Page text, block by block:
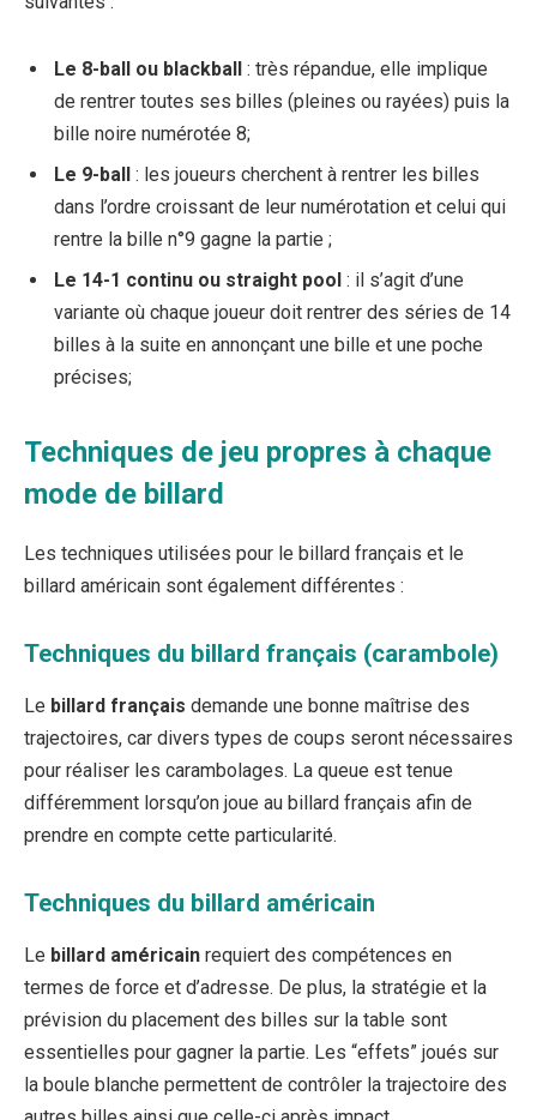
Le 8-ball ou blackball : très répandue, elle implique
de rentrer toutes ses billes (pleines ou rayées) puis la
bille noire numérotée 8;
Le 9-ball : les joueurs cherchent à rentrer les billes
dans l’ordre croissant de leur numérotation et celui qui
rentre la bille n°9 gagne la partie ;
Le 14-1 continu ou straight pool : il s’agit d’une
variante où chaque joueur doit rentrer des séries de 14
billes à la suite en annonçant une bille et une poche
précises;
Techniques de jeu propres à chaque
mode de billard
Les techniques utilisées pour le billard français et le
billard américain sont également différentes :
Techniques du billard français (carambole)
Le billard français demande une bonne maîtrise des
trajectoires, car divers types de coups seront nécessaires
pour réaliser les carambolages. La queue est tenue
différemment lorsqu’on joue au billard français afin de
prendre en compte cette particularité.
Techniques du billard américain
Le billard américain requiert des compétences en
termes de force et d’adresse. De plus, la stratégie et la
prévision du placement des billes sur la table sont
essentielles pour gagner la partie. Les “effets” joués sur
la boule blanche permettent de contrôler la trajectoire des